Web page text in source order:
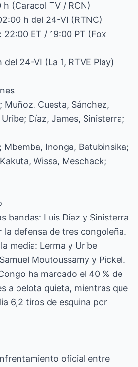
h (Caracol TV / RCN)
h del 24-VI (RTNC)
22:00 ET / 19:00 PT (Fox
del 24-VI (La 1, RTVE Play)
Muñoz, Cuesta, Sánchez,
Díaz, James, Sinisterra;
Mbemba, Inonga, Batubinsika;
Wissa, Meschack;
bandas: Luis Díaz y Sinisterra
la defensa de tres congoleña.
media: Lerma y Uribe
Moutoussamy y Pickel.
ha marcado el 40 % de
a pelota quieta, mientras que
6,2 tiros de esquina por
oficial entre